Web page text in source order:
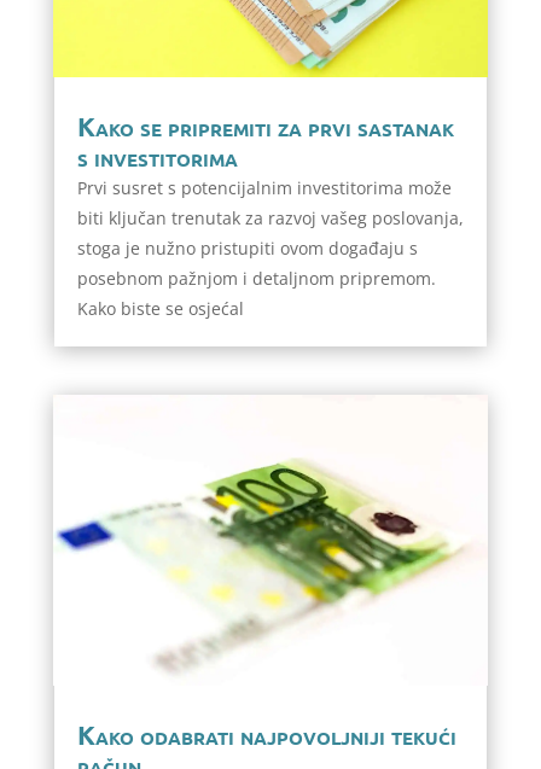
Kako se pripremiti za prvi sastanak
s investitorima
Prvi susret s potencijalnim investitorima može
biti ključan trenutak za razvoj vašeg poslovanja,
stoga je nužno pristupiti ovom događaju s
posebnom pažnjom i detaljnom pripremom.
Kako biste se osjećal
Kako odabrati najpovoljniji tekući